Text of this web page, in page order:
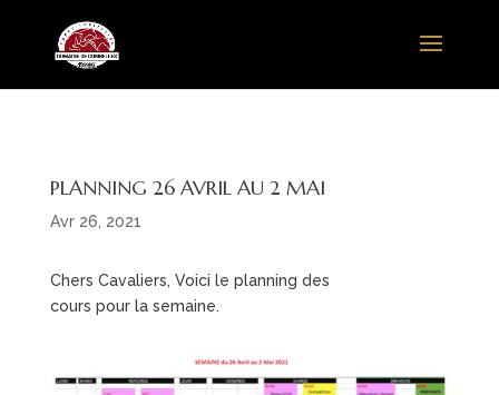
PLANNING 26 AVRIL AU 2 MAI
Avr 26, 2021
Chers Cavaliers, Voici le planning des
cours pour la semaine.